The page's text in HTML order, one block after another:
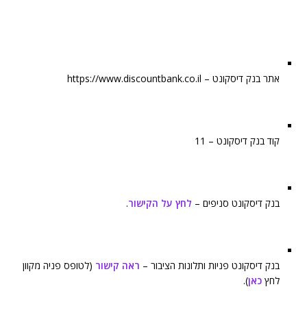
אתר בנק דיסקונט – https://www.discountbank.co.il
קוד בנק דיסקונט – 11
בנק דיסקונט סניפים – לחץ על הקישור.
בנק דיסקונט פניות ותלונות הציבור – ראה קישור (לטופס פניה מקוון
לחץ כאן).